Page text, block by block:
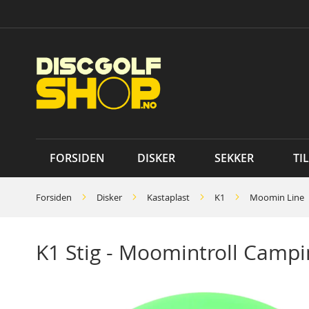
to
FORSIDEN DISKER SEKKER
Forsiden Disker Kastaplast K1 Moomin Line
K1 Stig - Moomintroll